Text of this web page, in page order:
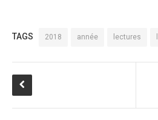
TAGS 2018 année lectures